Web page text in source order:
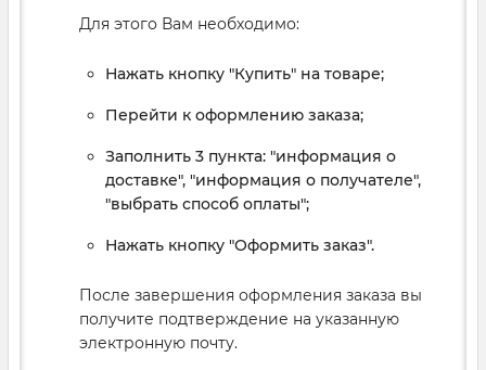
Для этого Вам необходимо:
Нажать кнопку "Купить" на товаре;
Перейти к оформлению заказа;
Заполнить 3 пункта: "информация о
доставке", "информация о получателе",
"выбрать способ оплаты";
Нажать кнопку "Оформить заказ".
После завершения оформления заказа вы
получите подтверждение на указанную
электронную почту.